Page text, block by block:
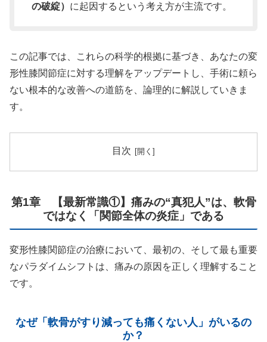
の破綻） に起因するという考え方が主流です。
この記事では、これらの科学的根拠に基づき、あなたの変
形性膝関節症に対する理解をアップデートし、手術に頼ら
ない根本的な改善への道筋を、論理的に解説していきま
す。
目次
第1章 【最新常識①】痛みの“真犯人”は、軟骨
ではなく「関節全体の炎症」である
変形性膝関節症の治療において、最初の、そして最も重要
なパラダイムシフトは、痛みの原因を正しく理解すること
です。
なぜ「軟骨がすり減っても痛くない人」がいるの
か？